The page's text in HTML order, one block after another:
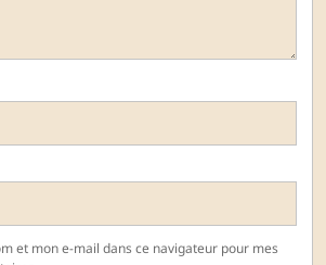
et mon e-mail dans ce navigateur pour mes